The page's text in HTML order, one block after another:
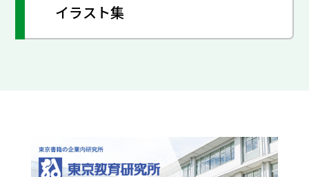
イラスト集